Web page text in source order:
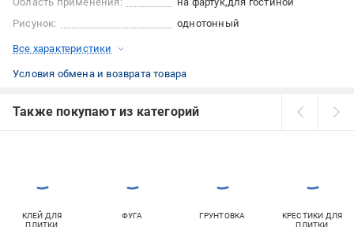
Рисунок:
однотонный
Все характеристики
Условия обмена и возврата товара
Также покупают из категорий
КЛЕЙ ДЛЯ
ПЛИТКИ
ФУГА ГРУНТОВКА
КРЕСТИКИ ДЛЯ
ПЛИТКИ